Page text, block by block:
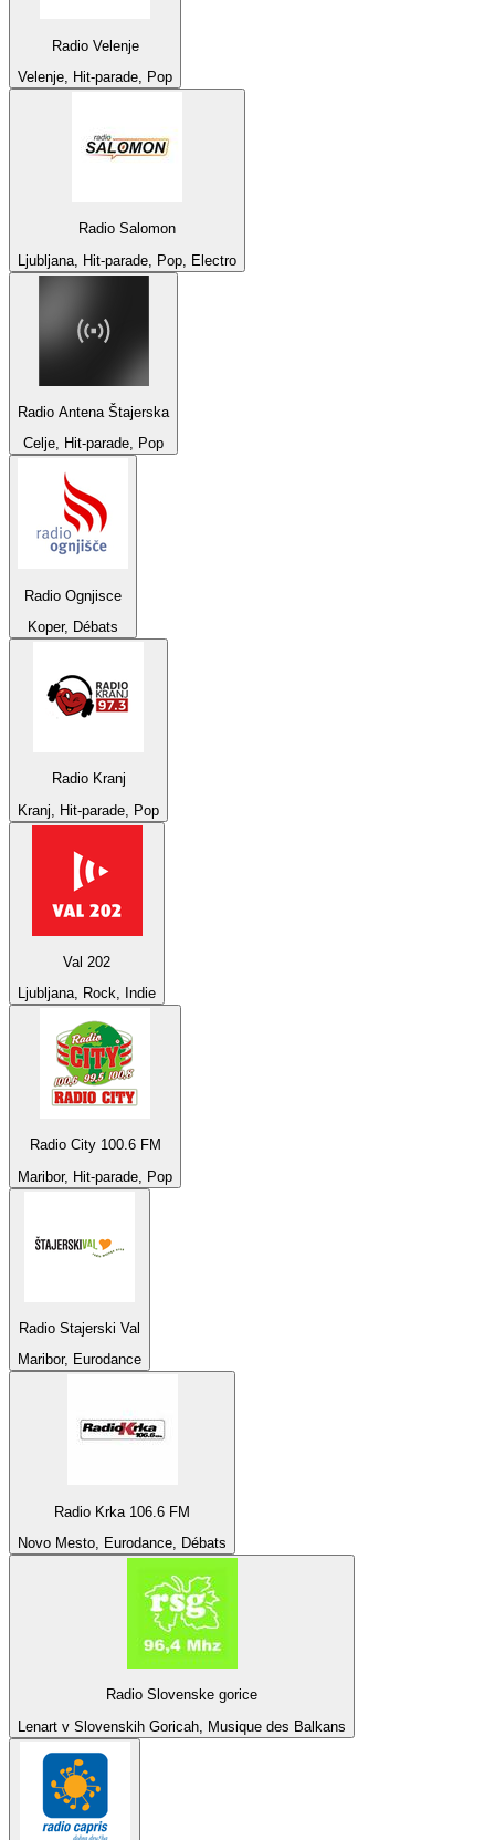
Radio Velenje
Velenje, Hit-parade, Pop
Radio Salomon
Ljubljana, Hit-parade, Pop, Electro
Radio Antena Štajerska
Celje, Hit-parade, Pop
Radio Ognjisce
Koper, Débats
Radio Kranj
Kranj, Hit-parade, Pop
Val 202
Ljubljana, Rock, Indie
Radio City 100.6 FM
Maribor, Hit-parade, Pop
Radio Stajerski Val
Maribor, Eurodance
Radio Krka 106.6 FM
Novo Mesto, Eurodance, Débats
Radio Slovenske gorice
Lenart v Slovenskih Goricah, Musique des Balkans